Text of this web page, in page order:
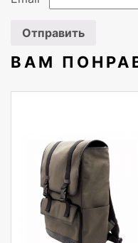
Цвет корпуса
Сертификация
ВАМ